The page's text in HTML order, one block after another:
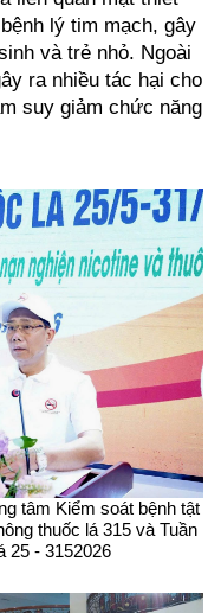
lý tim mạch, gây
và trẻ nhỏ. Ngoài
ra nhiều tác hại cho
suy giảm chức năng
tâm Kiểm soát bệnh tật
thuốc lá 315 và Tuần
25 - 3152026